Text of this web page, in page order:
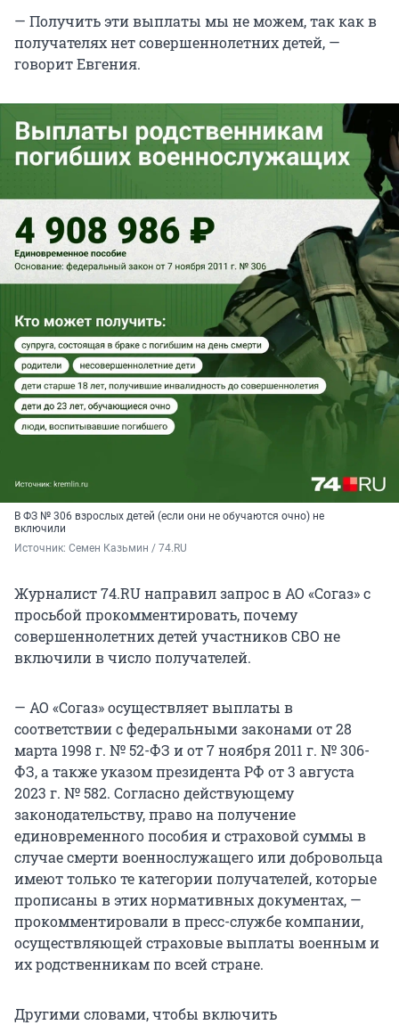
— Получить эти выплаты мы не можем, так как в
получателях нет совершеннолетних детей, —
говорит Евгения.
В ФЗ № 306 взрослых детей (если они не обучаются очно) не
включили
Источник: Семен Казьмин / 74.RU
Журналист 74.RU направил запрос в АО «Согаз» с
просьбой прокомментировать, почему
совершеннолетних детей участников СВО не
включили в число получателей.
— АО «Согаз» осуществляет выплаты в
соответствии с федеральными законами от 28
марта 1998 г. № 52-ФЗ и от 7 ноября 2011 г. № 306-
ФЗ, а также указом президента РФ от 3 августа
2023 г. № 582. Согласно действующему
законодательству, право на получение
единовременного пособия и страховой суммы в
случае смерти военнослужащего или добровольца
имеют только те категории получателей, которые
прописаны в этих нормативных документах, —
прокомментировали в пресс-службе компании,
осуществляющей страховые выплаты военным и
их родственникам по всей стране.
Другими словами, чтобы включить